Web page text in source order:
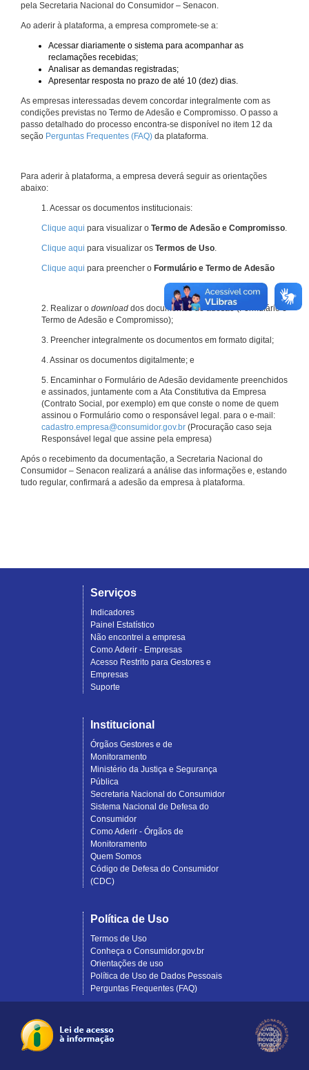
pela Secretaria Nacional do Consumidor – Senacon.
Ao aderir à plataforma, a empresa compromete-se a:
Acessar diariamente o sistema para acompanhar as
reclamações recebidas;
Analisar as demandas registradas;
Apresentar resposta no prazo de até 10 (dez) dias.
As empresas interessadas devem concordar integralmente com as
condições previstas no Termo de Adesão e Compromisso. O passo a
passo detalhado do processo encontra-se disponível no item 12 da
seção Perguntas Frequentes (FAQ) da plataforma.
Para aderir à plataforma, a empresa deverá seguir as orientações
abaixo:
1. Acessar os documentos institucionais:
Clique aqui para visualizar o Termo de Adesão e Compromisso.
Clique aqui para visualizar os Termos de Uso.
Clique aqui para preencher o Formulário e Termo de Adesão
2. Realizar o download dos documentos de adesão (Formulário e
Termo de Adesão e Compromisso);
3. Preencher integralmente os documentos em formato digital;
4. Assinar os documentos digitalmente; e
5. Encaminhar o Formulário de Adesão devidamente preenchidos
e assinados, juntamente com a Ata Constitutiva da Empresa
(Contrato Social, por exemplo) em que conste o nome de quem
assinou o Formulário como o responsável legal. para o e-mail:
cadastro.empresa@consumidor.gov.br (Procuração caso seja
Responsável legal que assine pela empresa)
Após o recebimento da documentação, a Secretaria Nacional do
Consumidor – Senacon realizará a análise das informações e, estando
tudo regular, confirmará a adesão da empresa à plataforma.
Serviços
Indicadores
Painel Estatístico
Não encontrei a empresa
Como Aderir - Empresas
Acesso Restrito para Gestores e
Empresas
Suporte
Institucional
Órgãos Gestores e de
Monitoramento
Ministério da Justiça e Segurança
Pública
Secretaria Nacional do Consumidor
Sistema Nacional de Defesa do
Consumidor
Como Aderir - Órgãos de
Monitoramento
Quem Somos
Código de Defesa do Consumidor
(CDC)
Política de Uso
Termos de Uso
Conheça o Consumidor.gov.br
Orientações de uso
Política de Uso de Dados Pessoais
Perguntas Frequentes (FAQ)